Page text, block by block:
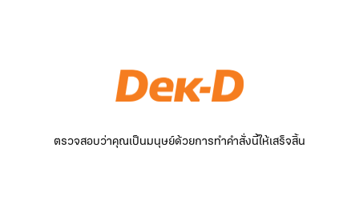
ตรวจสอบว่าคุณเป็นมนุษย์ด้วยการทำคำสั่งนี้ให้เสร็จสิ้น